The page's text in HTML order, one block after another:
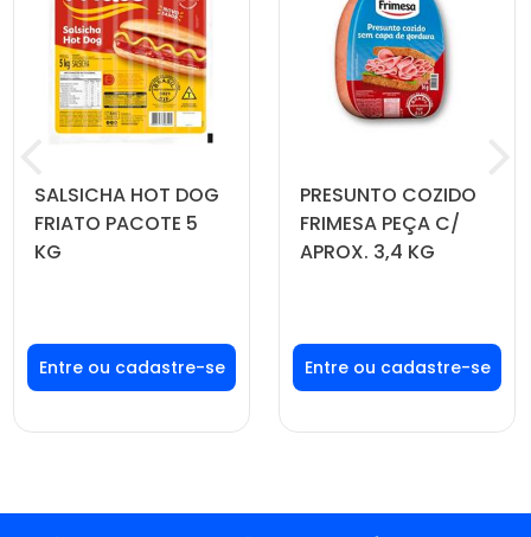
SALSICHA HOT DOG
FRIATO PACOTE 5
KG
Faça seu login ou
cadastre-se para
ver preços e
PRESUNTO COZIDO
FRIMESA PEÇA C/
APROX. 3,4 KG
Faça seu login ou
cadastre-se para
ver preços e